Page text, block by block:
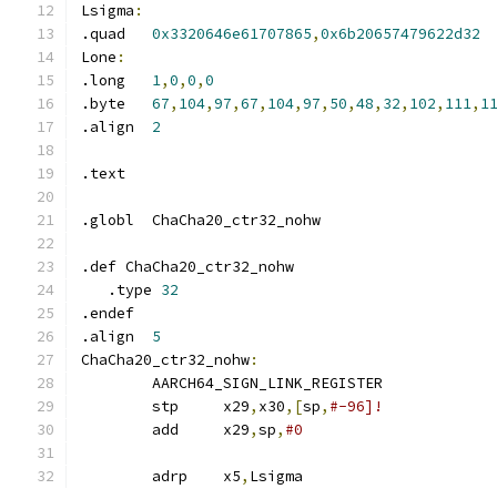
Lsigma :
0x3320646e61707865,0x6b20657479622d32
Lone :
1,0,0,0
67, 104,97,67, 104,97, 50,48, 32, 102, 111,
2
.text
.globl	ChaCha20_ctr32_nohw
.def ChaCha20_ctr32_nohw
   .type
32
.endef
5
ChaCha20_ctr32_nohw:
	AARCH64_SIGN_LINK_REGISTER
	stp	x29
, x30,[sp, #-96]!
	add	x29
,sp, #0
	adrp	x5
, Lsigma